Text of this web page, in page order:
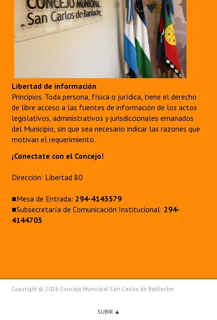
Libertad de información
Principios. Toda persona, física o jurídica, tiene el derecho
de libre acceso a las fuentes de información de los actos
legislativos, administrativos y jurisdiccionales emanados
del Municipio, sin que sea necesario indicar las razones que
motivan el requerimiento.
¡Conectate con el Concejo!
Dirección: Libertad 80
■Mesa de Entrada: 294-4143579
■Subsecretaría de Comunicación Institucional: 294-
4144703
Copyright © 2026 Concejo Municipal San Carlos de Bariloche.
SUBIR ▲